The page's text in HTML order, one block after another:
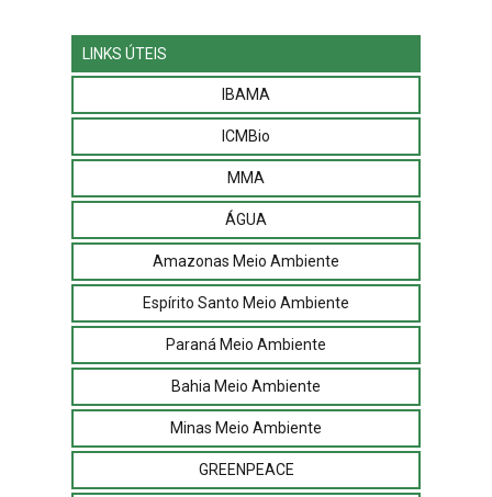
LINKS ÚTEIS
IBAMA
ICMBio
MMA
ÁGUA
Amazonas Meio Ambiente
Espírito Santo Meio Ambiente
Paraná Meio Ambiente
Bahia Meio Ambiente
Minas Meio Ambiente
GREENPEACE